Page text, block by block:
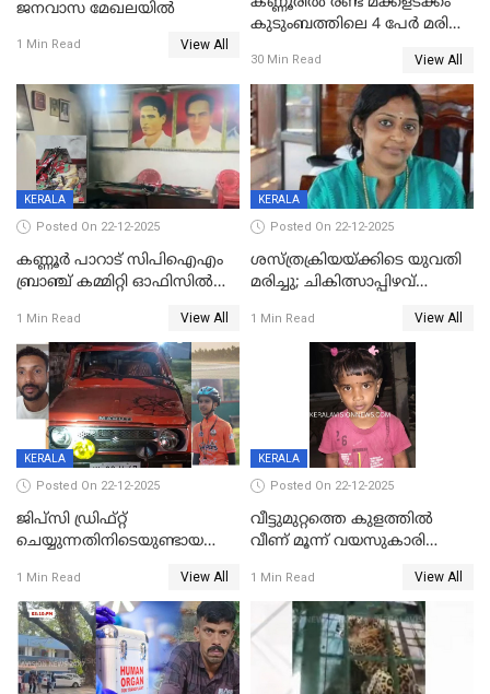
ജനവാസ മേഖലയിൽ
1 Min Read View All
കുടുംബത്തിലെ 4 പേർ മരിച്ച
30 Min Read View All
KERALA
Posted On 22-12-2025
കണ്ണൂർ പാറാട് സിപിഐഎം
ബ്രാഞ്ച് കമ്മിറ്റി ഓഫിസിൽ
ചിത്രങ്ങളടക്കം കത്തിയ
നിലയിൽ
1 Min Read View All
KERALA
Posted On 22-12-2025
ശസ്ത്രക്രിയയ്‌ക്കിടെ യുവതി
മരിച്ചു; ചികിത്സാപ്പിഴവ്
സംഭവം മാവേലിക്കരയിൽ
1 Min Read View All
KERALA
Posted On 22-12-2025
ജിപ്സി ഡ്രിഫ്റ്റ്
ചെയ്യുന്നതിനിടെയുണ്ടായ
ദാരുണാന്ത്യം; ജീപ്സി
ഓടിച്ചയാൾ അറസ്റ്റിൽ.
1 Min Read View All
KERALA
Posted On 22-12-2025
വീട്ടുമുറ്റത്തെ കുളത്തിൽ
വീണ് മൂന്ന് വയസുകാരി
1 Min Read View All